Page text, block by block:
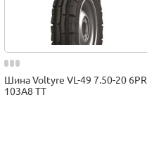
Шина Voltyre VL-49 7.50-20 6PR
103A8 TT